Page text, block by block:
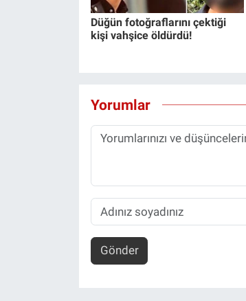
Düğün fotoğraflarını çektiği
kişi vahşice öldürdü!
Yorumlar
Gönder